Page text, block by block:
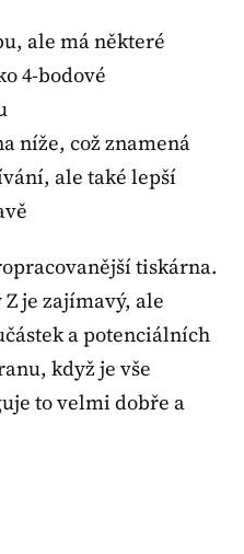
ale má některé
4-bodové
níže, což znamená
ale také lepší
tiskárna.
Z je zajímavý, ale
a potenciálních
když je vše
to velmi dobře a